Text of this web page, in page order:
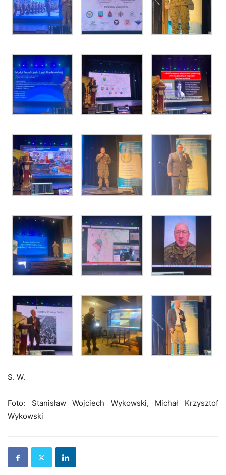
S. W.
Foto: Stanisław Wojciech Wykowski, Michał Krzysztof
Wykowski